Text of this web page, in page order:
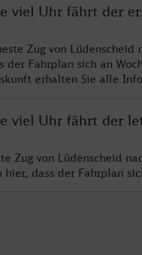
viel Uhr fährt der
Zug von
der Fahrplan sich an
erhalten Sie alle
viel Uhr fährt der
Zug von Lüdenscheid
hier, dass der Fahrplan